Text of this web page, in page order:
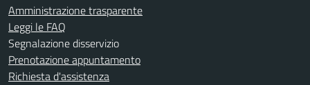
Amministrazione trasparente
Leggi le FAQ
Segnalazione disservizio
Prenotazione appuntamento
Richiesta d'assistenza